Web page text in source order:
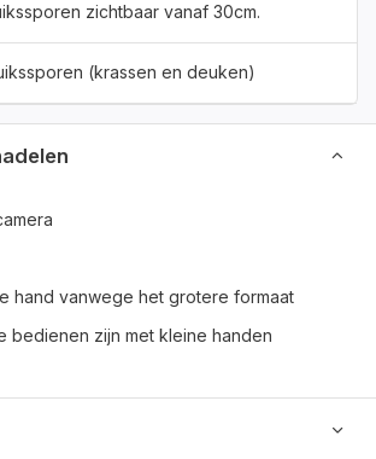
zichtbaar vanaf 30cm.
(krassen en deuken)
hand vanwege het grotere formaat
bedienen zijn met kleine handen